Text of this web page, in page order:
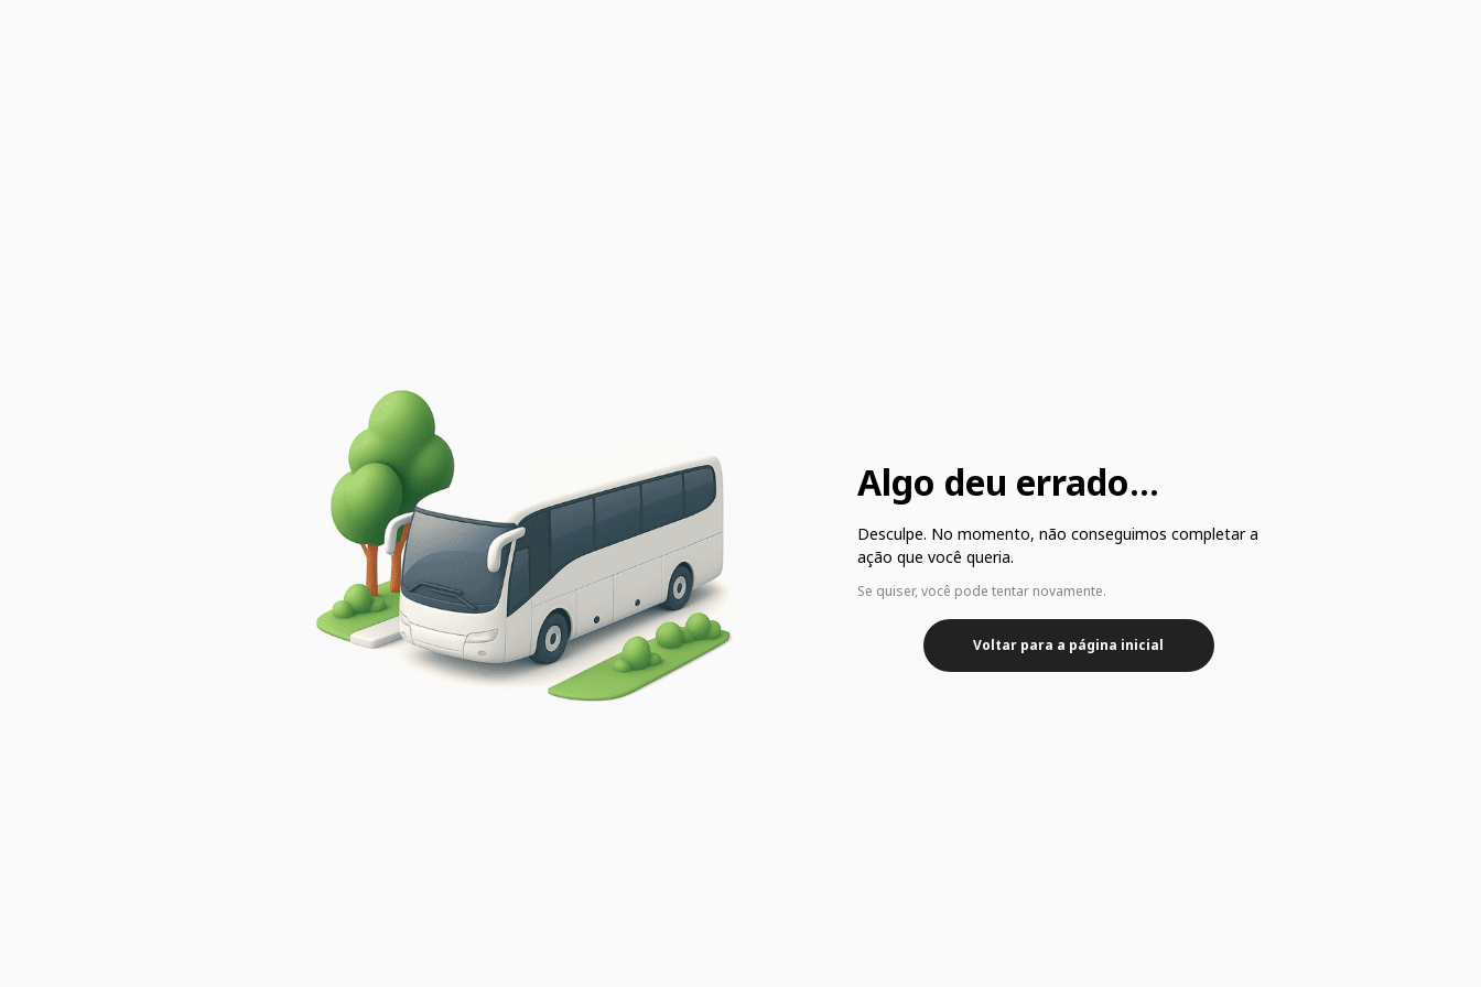
Algo deu errado...
Desculpe. No momento, não conseguimos completar a
ação que você queria.
Se quiser, você pode tentar novamente.
Voltar para a página inicial